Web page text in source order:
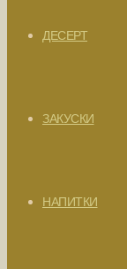
ДЕСЕРТ
ЗАКУСКИ
НАПИТКИ